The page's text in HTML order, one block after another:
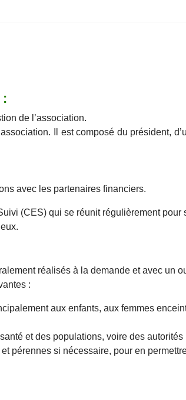
:
de l’association.
Il est composé du président,
avec les partenaires financiers.
(CES) qui se réunit régulièrement
réalisés à la demande et avec un
:
aux enfants, aux femmes
et des populations, voire des autorités
pérennes si nécessaire, pour en